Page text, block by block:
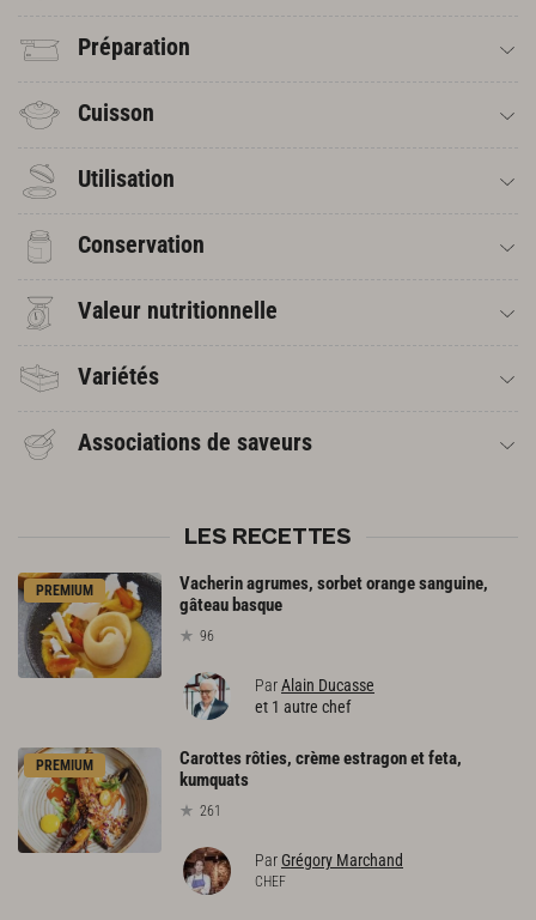
Préparation
Cuisson
Utilisation
Conservation
Valeur nutritionnelle
Variétés
Associations de saveurs
LES RECETTES
PREMIUM
Vacherin agrumes, sorbet orange sanguine,
gâteau basque
96
ParAlain Ducasse
et 1 autre chef
PREMIUM
Carottes rôties, crème estragon et feta,
kumquats
261
ParGrégory Marchand
CHEF